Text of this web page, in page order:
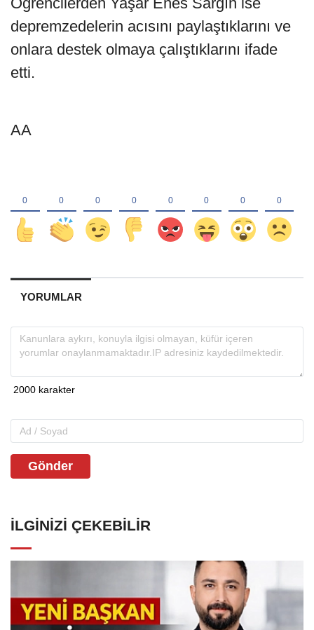
depremzedelerin acısını paylaştıklarını ve
onlara destek olmaya çalıştıklarını ifade
etti.
AA
YORUMLAR
Gönder
İLGINIZI ÇEKEBILIR